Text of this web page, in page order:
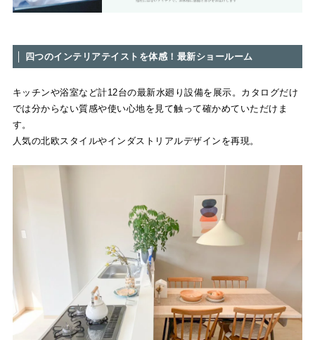
│ 四つのインテリアテイストを体感！最新ショールーム
キッチンや浴室など計12台の最新水廻り設備を展示。カタログだけ
では分からない質感や使い心地を見て触って確かめていただけま
す。
人気の北欧スタイルやインダストリアルデザインを再現。